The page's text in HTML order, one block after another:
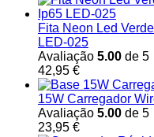
Fita Neon Led
LED-025
Avaliação 5.00 de 5
42,95 €
15W Carregador
Avaliação 5.00 de 5
23,95 €